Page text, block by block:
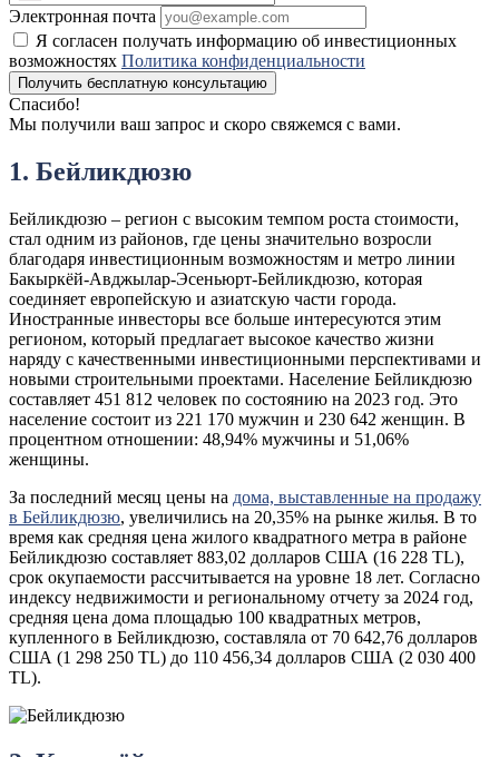
Электронная почта
Я согласен получать информацию об инвестиционных
возможностях Политика конфиденциальности
Получить бесплатную консультацию
Спасибо!
Мы получили ваш запрос и скоро свяжемся с вами.
1. Бейликдюзю
Бейликдюзю – регион с высоким темпом роста стоимости,
стал одним из районов, где цены значительно возросли
благодаря инвестиционным возможностям и метро линии
Бакыркёй-Авджылар-Эсеньюрт-Бейликдюзю, которая
соединяет европейскую и азиатскую части города.
Иностранные инвесторы все больше интересуются этим
регионом, который предлагает высокое качество жизни
наряду с качественными инвестиционными перспективами и
новыми строительными проектами. Население Бейликдюзю
составляет 451 812 человек по состоянию на 2023 год. Это
население состоит из 221 170 мужчин и 230 642 женщин. В
процентном отношении: 48,94% мужчины и 51,06%
женщины.
За последний месяц цены на дома, выставленные на продажу
в Бейликдюзю, увеличились на 20,35% на рынке жилья. В то
время как средняя цена жилого квадратного метра в районе
Бейликдюзю составляет 883,02 долларов США (16 228 TL),
срок окупаемости рассчитывается на уровне 18 лет. Согласно
индексу недвижимости и региональному отчету за 2024 год,
средняя цена дома площадью 100 квадратных метров,
купленного в Бейликдюзю, составляла от 70 642,76 долларов
США (1 298 250 TL) до 110 456,34 долларов США (2 030 400
TL).